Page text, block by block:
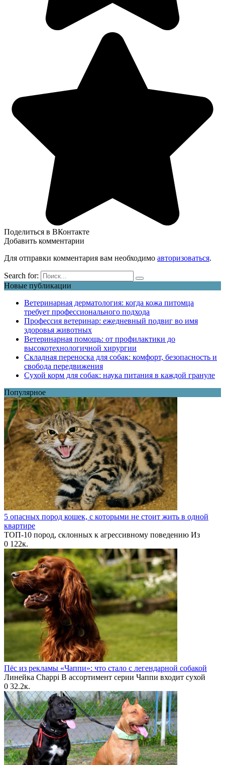
Поделиться в ВКонтакте
Добавить комментарии
Для отправки комментария вам необходимо авторизоваться.
Search for:
Новые публикации
Ветеринарная дерматология: когда кожа питомца
требует профессионального подхода
Профессия ветеринар: ежедневный подвиг во имя
здоровья животных
Ветеринарная помощь: от профилактики до
высокотехнологичной хирургии
Складная переноска для собак: комфорт, безопасность и
свобода передвижения
Сухой корм для собак: наука питания в каждой грануле
Популярное
5 опасных пород кошек, с которыми не стоит жить в одной
квартире
ТОП-10 пород, склонных к агрессивному поведению Из
0 122к.
Пёс из рекламы «Чаппи»: что стало с легендарной собакой
Линейка Chappi В ассортимент серии Чаппи входит сухой
0 32.2к.